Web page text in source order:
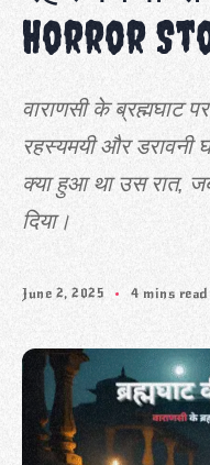
Horror
वाराणसी के ब्रह्मघाट
रहस्यमयी और डरावनी
क्या हुआ था उस रात,
दिया।
June 2, 2025 4 mins read